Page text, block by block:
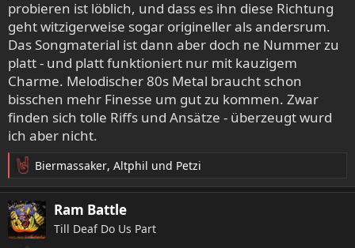
probieren ist löblich, und dass es ihn diese Richtung
geht witzigerweise sogar origineller als andersrum.
Das Songmaterial ist dann aber doch ne Nummer zu
platt - und platt funktioniert nur mit kauzigem
Charme. Melodischer 80s Metal braucht schon
bisschen mehr Finesse um gut zu kommen. Zwar
finden sich tolle Riffs und Ansätze - überzeugt wurd
ich aber nicht.
R
e
a
k
t
Biermassaker, Altphil und Petzi
Ram Battle
Till Deaf Do Us Part